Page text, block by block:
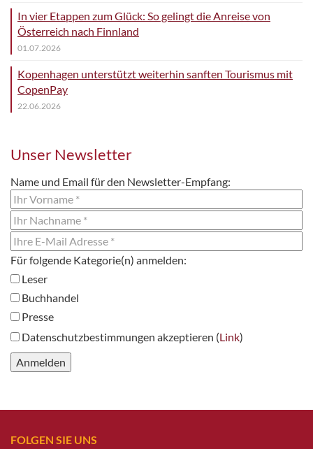
In vier Etappen zum Glück: So gelingt die Anreise von
Österreich nach Finnland
01.07.2026
Kopenhagen unterstützt weiterhin sanften Tourismus mit
CopenPay
22.06.2026
Unser Newsletter
Name und Email für den Newsletter-Empfang:
Leser
Buchhandel
Presse
Datenschutzbestimmungen akzeptieren (Link)
FOLGEN SIE UNS